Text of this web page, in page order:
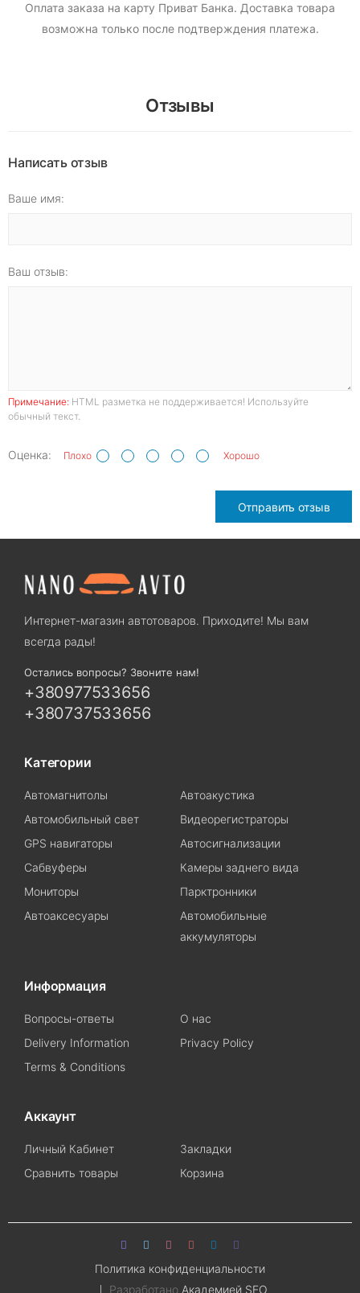
Оплата заказа на карту Приват Банка. Доставка товара
возможна только после подтверждения платежа.
Отзывы
Написать отзыв
Ваше имя:
Ваш отзыв:
Примечание: HTML разметка не поддерживается! Используйте
обычный текст.
Оценка: Плохо Хорошо
Отправить отзыв
Интернет-магазин автотоваров. Приходите! Мы вам
всегда рады!
Остались вопросы? Звоните нам!
+380977533656
+380737533656
Категории
Автомагнитолы
Автоакустика
Автомобильный свет
Видеорегистраторы
GPS навигаторы
Автосигнализации
Сабвуферы
Камеры заднего вида
Мониторы
Парктронники
Автоаксесуары
Автомобильные
аккумуляторы
Информация
Вопросы-ответы
О нас
Delivery Information
Privacy Policy
Terms & Conditions
Аккаунт
Личный Кабинет
Закладки
Сравнить товары
Корзина
Политика конфиденциальности
Разработано Академией SEO